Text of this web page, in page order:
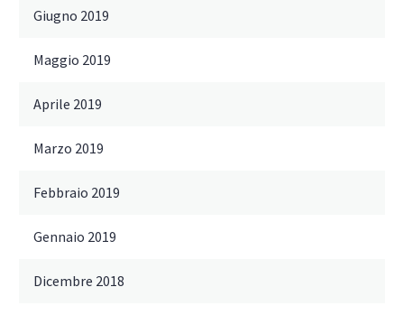
Giugno 2019
Maggio 2019
Aprile 2019
Marzo 2019
Febbraio 2019
Gennaio 2019
Dicembre 2018